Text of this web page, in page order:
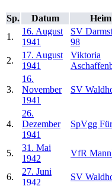
Sp. Datum Heim
1.
16. August
1941
SV
98
2.
17. August
1941
Viktoria
3.
16.
November
1941
SV
4.
26.
Dezember
1941
SpVgg
5.
31. Mai
1942
VfR
6.
27. Juni
1942
SV